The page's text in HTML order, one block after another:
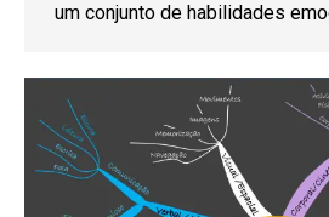
um conjunto de habilidades